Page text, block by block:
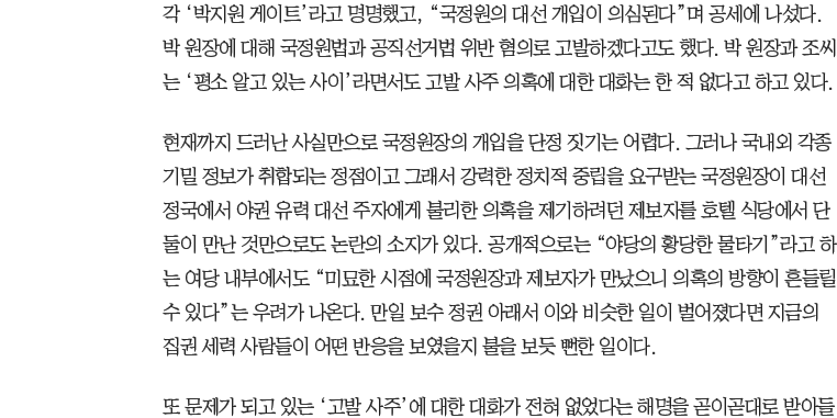
각 ‘박지원 게이트’라고 명명했고, “국정원의 대선 개입이 의심된다”며 공세에 나섰다.
박 원장에 대해 국정원법과 공직선거법 위반 혐의로 고발하겠다고도 했다. 박 원장과 조씨
는 ‘평소 알고 있는 사이’라면서도 고발 사주 의혹에 대한 대화는 한 적 없다고 하고 있다.
현재까지 드러난 사실만으로 국정원장의 개입을 단정 짓기는 어렵다. 그러나 국내외 각종
기밀 정보가 취합되는 정점이고 그래서 강력한 정치적 중립을 요구받는 국정원장이 대선
정국에서 야권 유력 대선 주자에게 불리한 의혹을 제기하려던 제보자를 호텔 식당에서 단
둘이 만난 것만으로도 논란의 소지가 있다. 공개적으로는 “야당의 황당한 물타기”라고 하
는 여당 내부에서도 “미묘한 시점에 국정원장과 제보자가 만났으니 의혹의 방향이 흔들릴
수 있다”는 우려가 나온다. 만일 보수 정권 아래서 이와 비슷한 일이 벌어졌다면 지금의
집권 세력 사람들이 어떤 반응을 보였을지 불을 보듯 뻔한 일이다.
또 문제가 되고 있는 ‘고발 사주’에 대한 대화가 전혀 없었다는 해명을 곧이곧대로 받아들